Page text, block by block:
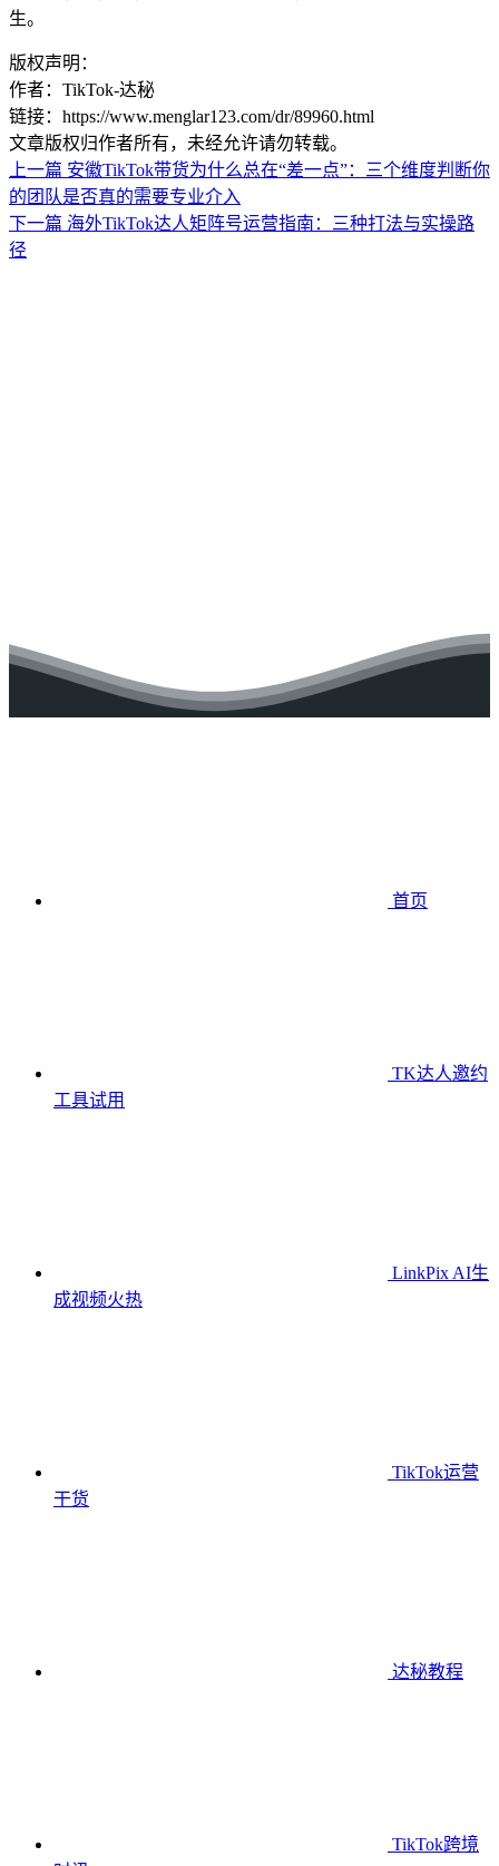
生。
版权声明：
作者：TikTok-达秘
链接：https://www.menglar123.com/dr/89960.html
文章版权归作者所有，未经允许请勿转载。
上一篇 安徽TikTok带货为什么总在“差一点”：三个维度判断你
的团队是否真的需要专业介入
下一篇 海外TikTok达人矩阵号运营指南：三种打法与实操路
径
首页
TK达人邀约
工具试用
LinkPix AI生
成视频火热
TikTok运营
干货
达秘教程
TikTok跨境